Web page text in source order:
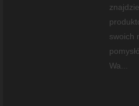
swoich
Wa...